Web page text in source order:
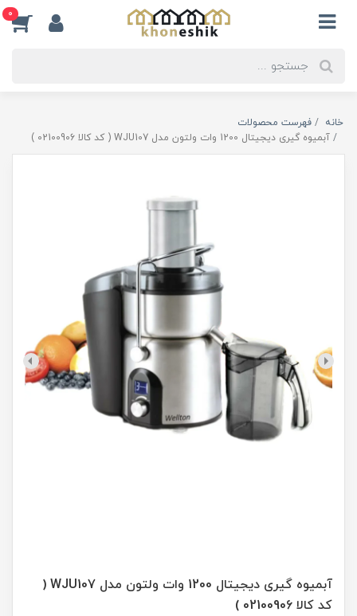
0
خانه
فهرست محصولات
آبمیوه گیری دیجیتال 1200 وات ولتون مدل WJU107 ( کد کالا 02100906 )
آبمیوه گیری دیجیتال 1200 وات ولتون مدل WJU107 (
کد کالا 02100906 )